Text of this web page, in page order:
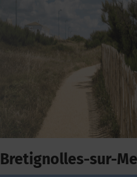
Bretignolles-sur-